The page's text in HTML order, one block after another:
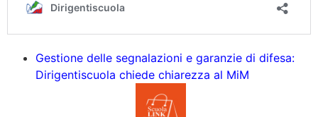
Gestione delle segnalazioni e garanzie di difesa:
Dirigentiscuola chiede chiarezza al MiM